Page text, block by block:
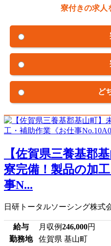
寮付きの求人
ど
【佐賀県三養基郡
寮完備！製品の加
事N...
日研トータルソーシング株式
給与 月収例246,000円
勤務地
佐賀県 基山町